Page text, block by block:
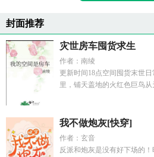
封面推荐
灾世房车囤货求生
作者：南绫
更新时间18点空间囤货末世
里，铺天盖地的火红色巨鸟
我不做炮灰[快穿]
作者：玄音
反派和炮灰是没有好下场的